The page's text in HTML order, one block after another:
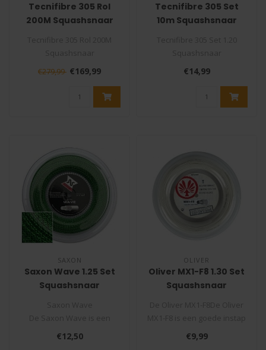
Tecnifibre 305 Rol
200M Squashsnaar
De Tecnifibre 305 is de
bekendste en meest..
€279,99 €169,99
Tecnifibre 305 Set
10m Squashsnaar
De Tecnifibre 305 is de
bekendste en meest ..
€14,99
SAXON
Saxon Wave 1.25 Set
Squashsnaar
zachte multifilament snaar
die veel comfort en ..
€12,50
OLIVER
Oliver MX1-F8 1.30 Set
Squashsnaar
Synthetische snaar die een
..
€9,99